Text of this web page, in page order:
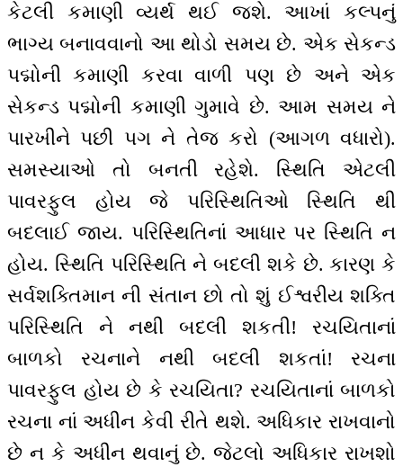
કેટલી કમાણી વ્યર્થ થઈ જશે. આખાં કલ્પનું
ભાગ્ય બનાવવાનો આ થોડો સમય છે. એક સેકન્ડ
પદ્મોની કમાણી કરવા વાળી પણ છે અને એક
સેકન્ડ પદ્મોની કમાણી ગુમાવે છે. આમ સમય ને
પારખીને પછી પગ ને તેજ કરો (આગળ વધારો).
સમસ્યાઓ તો બનતી રહેશે. સ્થિતિ એટલી
પાવરફુલ હોય જે પરિસ્થિતિઓ સ્થિતિ થી
બદલાઈ જાય. પરિસ્થિતિનાં આધાર પર સ્થિતિ ન
હોય. સ્થિતિ પરિસ્થિતિ ને બદલી શકે છે. કારણ કે
સર્વશક્તિમાન ની સંતાન છો તો શું ઈશ્વરીય શક્તિ
પરિસ્થિતિ ને નથી બદલી શકતી! રચયિતાનાં
બાળકો રચનાને નથી બદલી શકતાં! રચના
પાવરફુલ હોય છે કે રચયિતા? રચયિતાનાં બાળકો
રચના નાં અધીન કેવી રીતે થશે. અધિકાર રાખવાનો
છે ન કે અધીન થવાનું છે. જેટલો અધિકાર રાખશો